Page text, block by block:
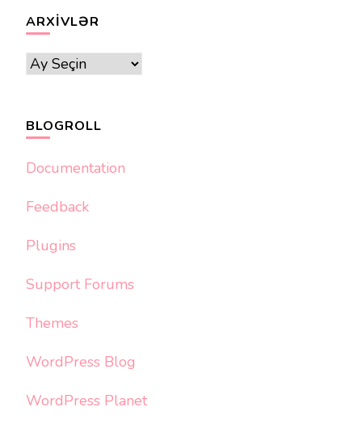
ARXIVLƏR
Arxivlər
BLOGROLL
Documentation
Feedback
Plugins
Support Forums
Themes
WordPress Blog
WordPress Planet